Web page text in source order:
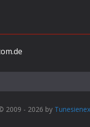
2009 - 2026 by